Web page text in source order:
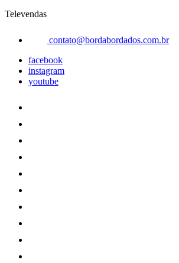
Televendas
contato@bordabordados.com.br
facebook
instagram
youtube